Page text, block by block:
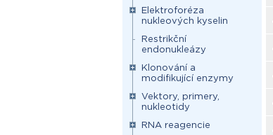
Elektroforéza
nukleových kyselin
Restrikční
endonukleázy
Klonování a
modifikující enzymy
Vektory, primery,
nukleotidy
RNA reagencie